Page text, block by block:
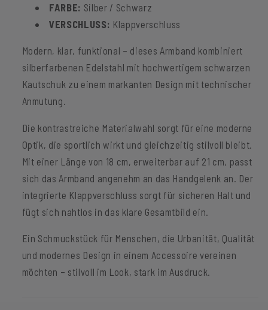
FARBE: Silber / Schwarz
VERSCHLUSS: Klappverschluss
Modern, klar, funktional – dieses Armband kombiniert
silberfarbenen Edelstahl mit hochwertigem schwarzen
Kautschuk zu einem markanten Design mit technischer
Anmutung.
Die kontrastreiche Materialwahl sorgt für eine moderne
Optik, die sportlich wirkt und gleichzeitig stilvoll bleibt.
Mit einer Länge von 18 cm, erweiterbar auf 21 cm, passt
sich das Armband angenehm an das Handgelenk an. Der
integrierte Klappverschluss sorgt für sicheren Halt und
fügt sich nahtlos in das klare Gesamtbild ein.
Ein Schmuckstück für Menschen, die Urbanität, Qualität
und modernes Design in einem Accessoire vereinen
möchten – stilvoll im Look, stark im Ausdruck.